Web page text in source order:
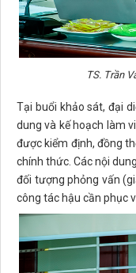
TS. Trần
Tại buổi khảo sát, đại
dung và kế hoạch làm
được kiểm định, đồng
chính thức. Các nội
đối tượng phỏng vấn
công tác hậu cần phục